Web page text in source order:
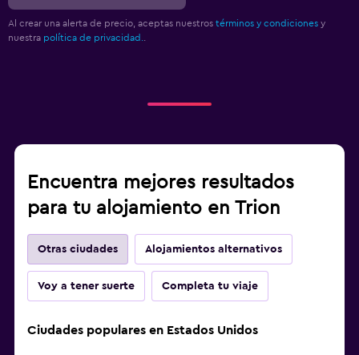
Al crear una alerta de precio, aceptas nuestros términos y condiciones y
nuestra política de privacidad.
Encuentra mejores resultados
para tu alojamiento en Trion
Otras ciudades Alojamientos alternativos
Voy a tener suerte Completa tu viaje
Ciudades populares en Estados Unidos